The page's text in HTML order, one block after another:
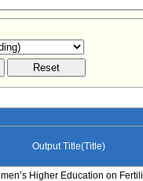
Output Title(Title)
Higher Education on